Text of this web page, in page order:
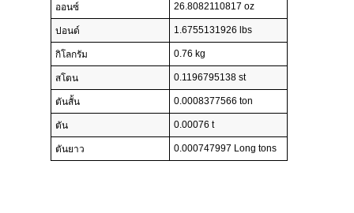
ออนซ์ 26.8082110817 oz
ปอนด์ 1.6755131926 lbs
กิโลกรัม 0.76 kg
สโตน 0.1196795138 st
ตันสั้น 0.0008377566 ton
ตัน 0.00076 t
ตันยาว 0.000747997 Long tons